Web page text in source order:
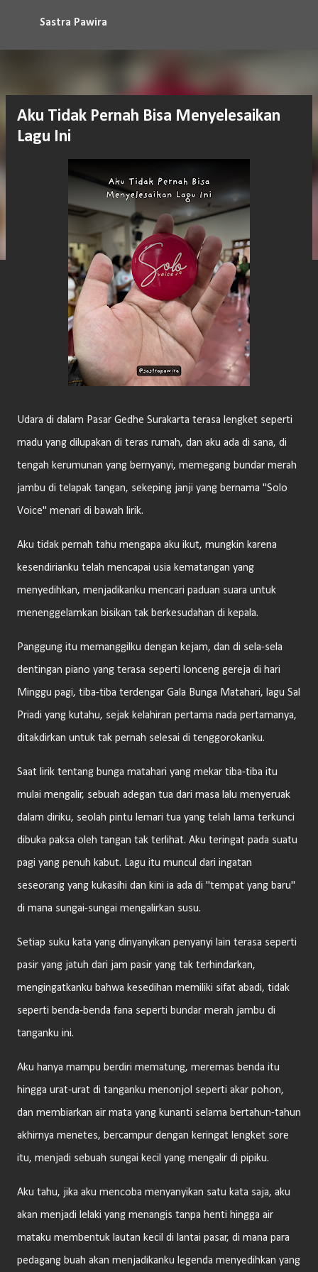
Langsung ke konten utama
Sastra Pawira
Aku Tidak Pernah Bisa Menyelesaikan
Lagu Ini
Udara di dalam Pasar Gedhe Surakarta terasa lengket seperti
madu yang dilupakan di teras rumah, dan aku ada di sana, di
tengah kerumunan yang bernyanyi, memegang bundar merah
jambu di telapak tangan, sekeping janji yang bernama "Solo
Voice" menari di bawah lirik.
Aku tidak pernah tahu mengapa aku ikut, mungkin karena
kesendirianku telah mencapai usia kematangan yang
menyedihkan, menjadikanku mencari paduan suara untuk
menenggelamkan bisikan tak berkesudahan di kepala.
Panggung itu memanggilku dengan kejam, dan di sela-sela
dentingan piano yang terasa seperti lonceng gereja di hari
Minggu pagi, tiba-tiba terdengar Gala Bunga Matahari, lagu Sal
Priadi yang kutahu, sejak kelahiran pertama nada pertamanya,
ditakdirkan untuk tak pernah selesai di tenggorokanku.
Saat lirik tentang bunga matahari yang mekar tiba-tiba itu
mulai mengalir, sebuah adegan tua dari masa lalu menyeruak
dalam diriku, seolah pintu lemari tua yang telah lama terkunci
dibuka paksa oleh tangan tak terlihat. Aku teringat pada suatu
pagi yang penuh kabut. Lagu itu muncul dari ingatan
seseorang yang kukasihi dan kini ia ada di "tempat yang baru"
di mana sungai-sungai mengalirkan susu.
Setiap suku kata yang dinyanyikan penyanyi lain terasa seperti
pasir yang jatuh dari jam pasir yang tak terhindarkan,
mengingatkanku bahwa kesedihan memiliki sifat abadi, tidak
seperti benda-benda fana seperti bundar merah jambu di
tanganku ini.
Aku hanya mampu berdiri mematung, meremas benda itu
hingga urat-urat di tanganku menonjol seperti akar pohon,
dan membiarkan air mata yang kunanti selama bertahun-tahun
akhirnya menetes, bercampur dengan keringat lengket sore
itu, menjadi sebuah sungai kecil yang mengalir di pipiku.
Aku tahu, jika aku mencoba menyanyikan satu kata saja, aku
akan menjadi lelaki yang menangis tanpa henti hingga air
mataku membentuk lautan kecil di lantai pasar, di mana para
pedagang buah akan menjadikanku legenda menyedihkan yang